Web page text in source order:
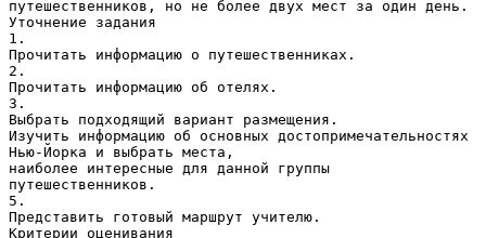
путешественников, но не более двух мест за один день.
Уточнение задания
1.
Прочитать информацию о путешественниках.
2.
Прочитать информацию об отелях.
3.
Выбрать подходящий вариант размещения.
Изучить информацию об основных достопримечательностях
Нью-Йорка и выбрать места,
наиболее интересные для данной группы
путешественников.
5.
Представить готовый маршрут учителю.
Критерии оценивания